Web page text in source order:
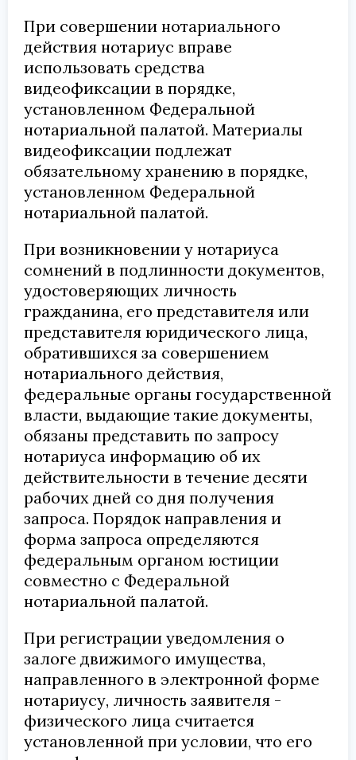
При совершении нотариального
действия нотариус вправе
использовать средства
видеофиксации в порядке,
установленном Федеральной
нотариальной палатой. Материалы
видеофиксации подлежат
обязательному хранению в порядке,
установленном Федеральной
нотариальной палатой.
При возникновении у нотариуса
сомнений в подлинности документов,
удостоверяющих личность
гражданина, его представителя или
представителя юридического лица,
обратившихся за совершением
нотариального действия,
федеральные органы государственной
власти, выдающие такие документы,
обязаны представить по запросу
нотариуса информацию об их
действительности в течение десяти
рабочих дней со дня получения
запроса. Порядок направления и
форма запроса определяются
федеральным органом юстиции
совместно с Федеральной
нотариальной палатой.
При регистрации уведомления о
залоге движимого имущества,
направленного в электронной форме
нотариусу, личность заявителя -
физического лица считается
установленной при условии, что его